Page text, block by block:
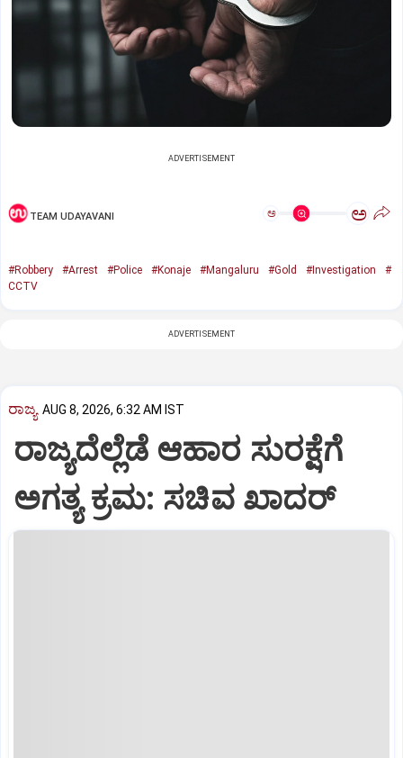
ADVERTISEMENT
TEAM UDAYAVANI ಅ ಅ
#Robbery #Arrest #Police #Konaje #Mangaluru #Gold #Investigation
#
CCTV
ADVERTISEMENT
ರಾಜ್ಯ AUG 8, 2026, 6:32 AM IST
ರಾಜ್ಯದೆಲ್ಲೆಡೆ ಆಹಾರ ಸುರಕ್ಷೆಗೆ
ಅಗತ್ಯ ಕ್ರಮ: ಸಚಿವ ಖಾದರ್